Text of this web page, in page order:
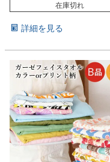
在庫切れ
詳細を見る